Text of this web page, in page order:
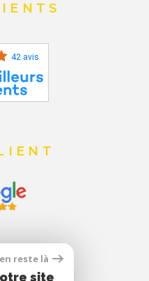
42 avis
reste là
site